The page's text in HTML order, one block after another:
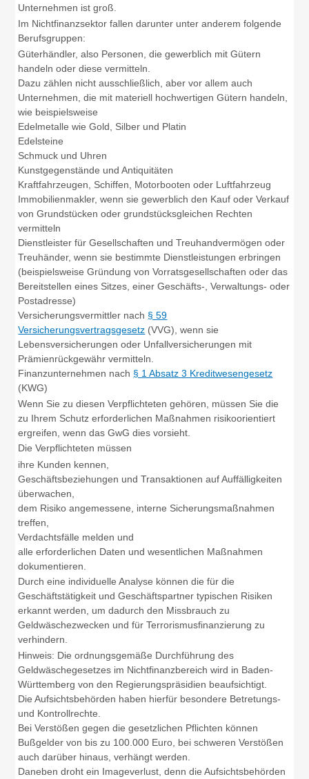
Unternehmen ist groß.
Im Nichtfinanzsektor fallen darunter unter anderem folgende
Berufsgruppen:
Güterhändler, also Personen, die gewerblich mit Gütern
handeln oder diese vermitteln.
Dazu zählen nicht ausschließlich, aber vor allem auch
Unternehmen, die mit materiell hochwertigen Gütern handeln,
wie beispielsweise
Edelmetalle wie Gold, Silber und Platin
Edelsteine
Schmuck und Uhren
Kunstgegenstände und Antiquitäten
Kraftfahrzeugen, Schiffen, Motorbooten oder Luftfahrzeug
Immobilienmakler, wenn sie gewerblich den Kauf oder Verkauf
von Grundstücken oder grundstücksgleichen Rechten
vermitteln
Dienstleister für Gesellschaften und Treuhandvermögen oder
Treuhänder, wenn sie bestimmte Dienstleistungen erbringen
(beispielsweise Gründung von Vorratsgesellschaften oder das
Bereitstellen eines Sitzes, einer Geschäfts-, Verwaltungs- oder
Postadresse)
Versicherungsvermittler nach § 59
Versicherungsvertragsgesetz (VVG), wenn sie
Lebensversicherungen oder Unfallversicherungen mit
Prämienrückgewähr vermitteln.
Finanzunternehmen nach § 1 Absatz 3 Kreditwesengesetz
(KWG)
Wenn Sie zu diesen Verpflichteten gehören, müssen Sie die
zu Ihrem Schutz erforderlichen Maßnahmen risikoorientiert
ergreifen, wenn das GwG dies vorsieht.
Die Verpflichteten müssen
ihre Kunden kennen,
Geschäftsbeziehungen und Transaktionen auf Auffälligkeiten
überwachen,
dem Risiko angemessene, interne Sicherungsmaßnahmen
treffen,
Verdachtsfälle melden und
alle erforderlichen Daten und wesentlichen Maßnahmen
dokumentieren.
Durch eine individuelle Analyse können die für die
Geschäftstätigkeit und Geschäftspartner typischen Risiken
erkannt werden, um dadurch den Missbrauch zu
Geldwäschezwecken und für Terrorismusfinanzierung zu
verhindern.
Hinweis: Die ordnungsgemäße Durchführung des
Geldwäschegesetzes im Nichtfinanzbereich wird in Baden-
Württemberg von den Regierungspräsidien beaufsichtigt.
Die Aufsichtsbehörden haben hierfür besondere Betretungs-
und Kontrollrechte.
Bei Verstößen gegen die gesetzlichen Pflichten können
Bußgelder von bis zu 100.000 Euro, bei schweren Verstößen
auch darüber hinaus, verhängt werden.
Daneben droht ein Imageverlust, denn die Aufsichtsbehörden